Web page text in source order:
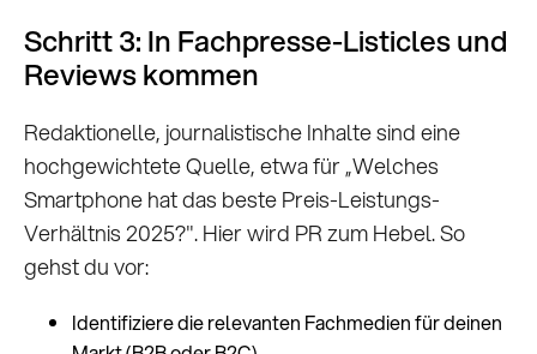
Schritt 3: In Fachpresse-Listicles und
Reviews kommen
Redaktionelle, journalistische Inhalte sind eine
hochgewichtete Quelle, etwa für „Welches
Smartphone hat das beste Preis-Leistungs-
Verhältnis 2025?". Hier wird PR zum Hebel. So
gehst du vor:
Identifiziere die relevanten Fachmedien für deinen